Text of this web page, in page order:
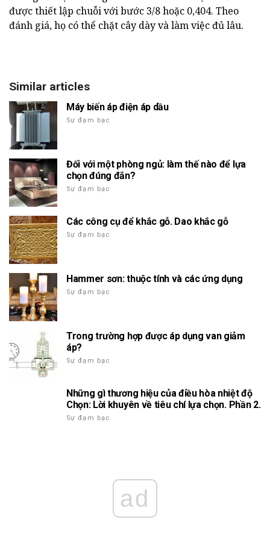
được thiết lập chuỗi với bước 3/8 hoặc 0,404. Theo
đánh giá, họ có thể chặt cây dày và làm việc đủ lâu.
Similar articles
Máy biến áp điện áp dầu
Sự đạm bạc
Đối với một phòng ngủ: làm thế nào để lựa
chọn đúng đắn?
Sự đạm bạc
Các công cụ để khắc gỗ. Dao khắc gỗ
Sự đạm bạc
Hammer sơn: thuộc tính và các ứng dụng
Sự đạm bạc
Trong trường hợp được áp dụng van giảm
áp?
Sự đạm bạc
Những gì thương hiệu của điều hòa nhiệt độ
Chọn: Lời khuyên về tiêu chí lựa chọn. Phần 2.
Sự đạm bạc
ad